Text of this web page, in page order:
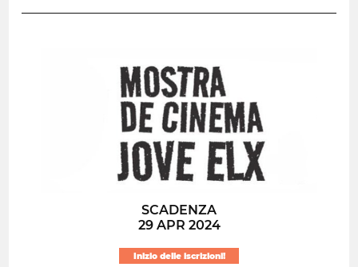
SCADENZA
29 APR 2024
Inizio delle iscrizioni!